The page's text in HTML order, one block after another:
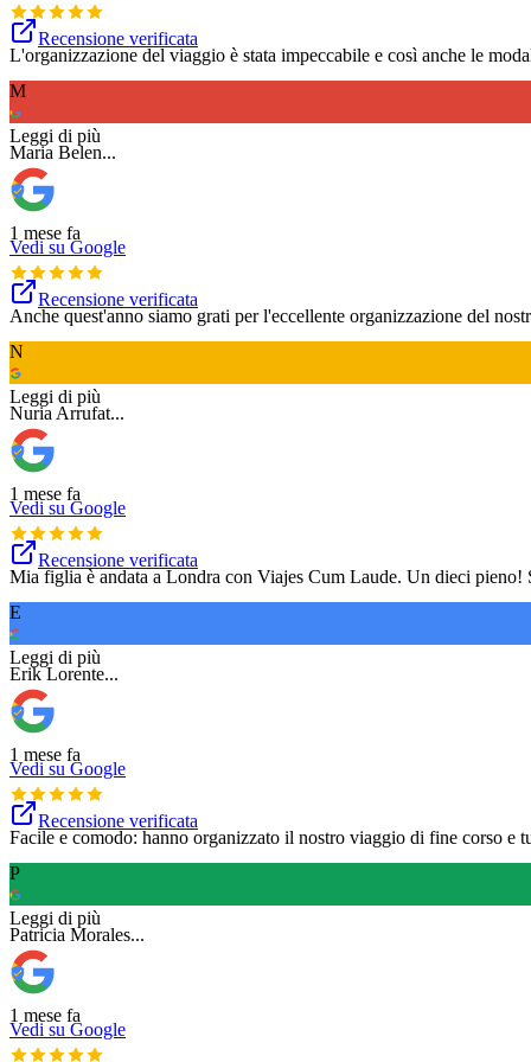
Recensione verificata
L'organizzazione del viaggio è stata impeccabile e così anche le
Tradotto da Google
Leggi di più
Vedi su Google
Recensione verificata
M
Maria Belen...
1 mese fa
Anche quest'anno siamo grati per l'eccellente organizzazione del
Tradotto da Google
Leggi di più
Vedi su Google
Recensione verificata
N
Nuria Arrufat...
1 mese fa
Mia figlia è andata a Londra con Viajes Cum Laude. Un dieci pieno!
Tradotto da Google
Leggi di più
Vedi su Google
Recensione verificata
E
Erik Lorente...
1 mese fa
Facile e comodo: hanno organizzato il nostro viaggio di fine corso e
Tradotto da Google
Leggi di più
Vedi su Google
P
Patricia Morales...
1 mese fa